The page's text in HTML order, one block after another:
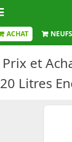
ACHAT NEUFS
Prix et
20 Litres